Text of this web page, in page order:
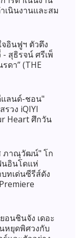
เนินงานและสม
อินฟูฯ ตัวตึง
สุธิรจน์ ศรีเพ็
ดา” (THE
แลนด์-ชอน"
รวง iQIYI
Heart ศึกวัน
ภาณุวัฒน์" โก
นอินโดแห่
ทเด่นซีรีส์ดัง
อนชินจัง เดอะ
หยุดพิศวงกับ